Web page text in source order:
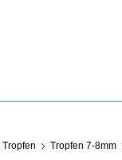
Tropfen Tropfen 7-8mm